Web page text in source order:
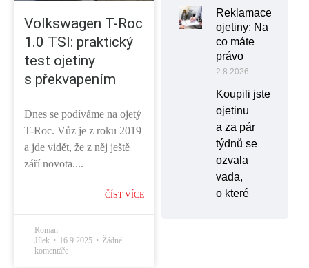
Volkswagen T-Roc
1.0 TSI: praktický
test ojetiny
s překvapením
Dnes se podíváme na ojetý
T-Roc. Vůz je z roku 2019
a jde vidět, že z něj ještě
září novota....
ČÍST VÍCE
Roman
Jílek
16.9.2025
Žádné
komentáře
Reklamace
ojetiny: Na
co máte
právo
2.8.2026
Koupili jste
ojetinu
a za pár
týdnů se
ozvala
vada,
o které